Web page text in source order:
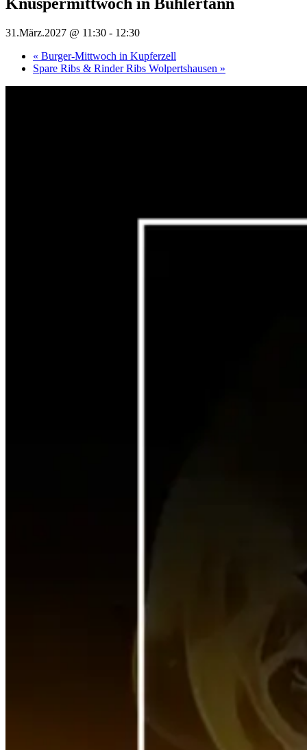
Knuspermittwoch in Bühlertann
31.März.2027 @ 11:30 - 12:30
« Burger-Mittwoch in Kupferzell
Spare Ribs & Rinder Ribs Wolpertshausen »